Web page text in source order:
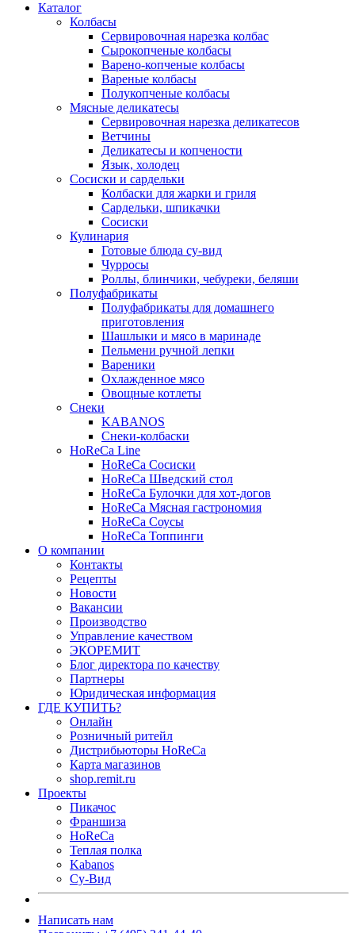
Каталог
Колбасы
Сервировочная нарезка колбас
Сырокопченые колбасы
Варено-копченые колбасы
Вареные колбасы
Полукопченые колбасы
Мясные деликатесы
Сервировочная нарезка деликатесов
Ветчины
Деликатесы и копчености
Язык, холодец
Сосиски и сардельки
Колбаски для жарки и гриля
Сардельки, шпикачки
Сосиски
Кулинария
Готовые блюда су-вид
Чурросы
Роллы, блинчики, чебуреки, беляши
Полуфабрикаты
Полуфабрикаты для домашнего
приготовления
Шашлыки и мясо в маринаде
Пельмени ручной лепки
Вареники
Охлажденное мясо
Овощные котлеты
Снеки
KABANOS
Снеки-колбаски
HoReCa Line
HoReCa Сосиски
HoReCa Шведский стол
HoReCa Булочки для хот-догов
HoReCa Мясная гастрономия
HoReCa Соусы
HoReCa Топпинги
О компании
Контакты
Рецепты
Новости
Вакансии
Производство
Управление качеством
ЭКОРЕМИТ
Блог директора по качеству
Партнеры
Юридическая информация
ГДЕ КУПИТЬ?
Онлайн
Розничный ритейл
Дистрибьюторы HoReCa
Карта магазинов
shop.remit.ru
Проекты
Пикачос
Франшиза
HoReCa
Теплая полка
Kabanos
Су-Вид
Написать нам